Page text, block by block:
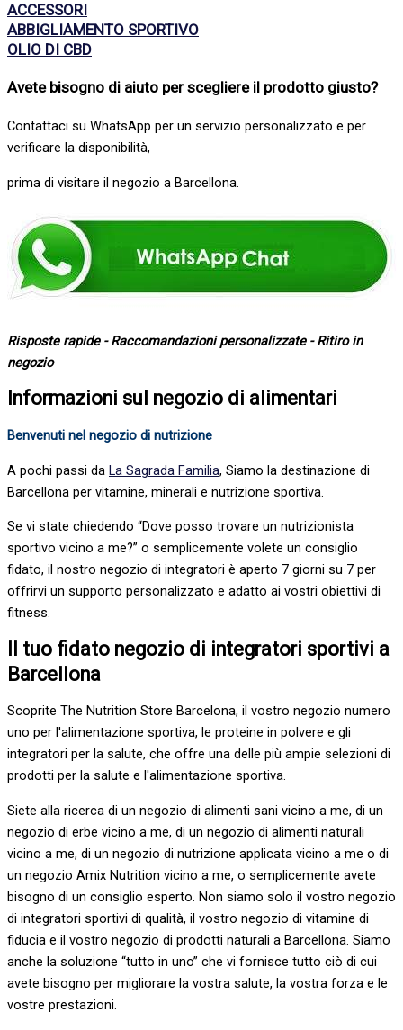
ACCESSORI
ABBIGLIAMENTO SPORTIVO
OLIO DI CBD
Avete bisogno di aiuto per scegliere il prodotto giusto?
Contattaci su WhatsApp per un servizio personalizzato e per
verificare la disponibilità,
prima di visitare il negozio a Barcellona.
Risposte rapide - Raccomandazioni personalizzate - Ritiro in
negozio
Informazioni sul negozio di alimentari
Benvenuti nel negozio di nutrizione
A pochi passi da La Sagrada Familia, Siamo la destinazione di
Barcellona per vitamine, minerali e nutrizione sportiva.
Se vi state chiedendo “Dove posso trovare un nutrizionista
sportivo vicino a me?” o semplicemente volete un consiglio
fidato, il nostro negozio di integratori è aperto 7 giorni su 7 per
offrirvi un supporto personalizzato e adatto ai vostri obiettivi di
fitness.
Il tuo fidato negozio di integratori sportivi a
Barcellona
Scoprite The Nutrition Store Barcelona, il vostro negozio numero
uno per l'alimentazione sportiva, le proteine in polvere e gli
integratori per la salute, che offre una delle più ampie selezioni di
prodotti per la salute e l'alimentazione sportiva.
Siete alla ricerca di un negozio di alimenti sani vicino a me, di un
negozio di erbe vicino a me, di un negozio di alimenti naturali
vicino a me, di un negozio di nutrizione applicata vicino a me o di
un negozio Amix Nutrition vicino a me, o semplicemente avete
bisogno di un consiglio esperto. Non siamo solo il vostro negozio
di integratori sportivi di qualità, il vostro negozio di vitamine di
fiducia e il vostro negozio di prodotti naturali a Barcellona. Siamo
anche la soluzione “tutto in uno” che vi fornisce tutto ciò di cui
avete bisogno per migliorare la vostra salute, la vostra forza e le
vostre prestazioni.